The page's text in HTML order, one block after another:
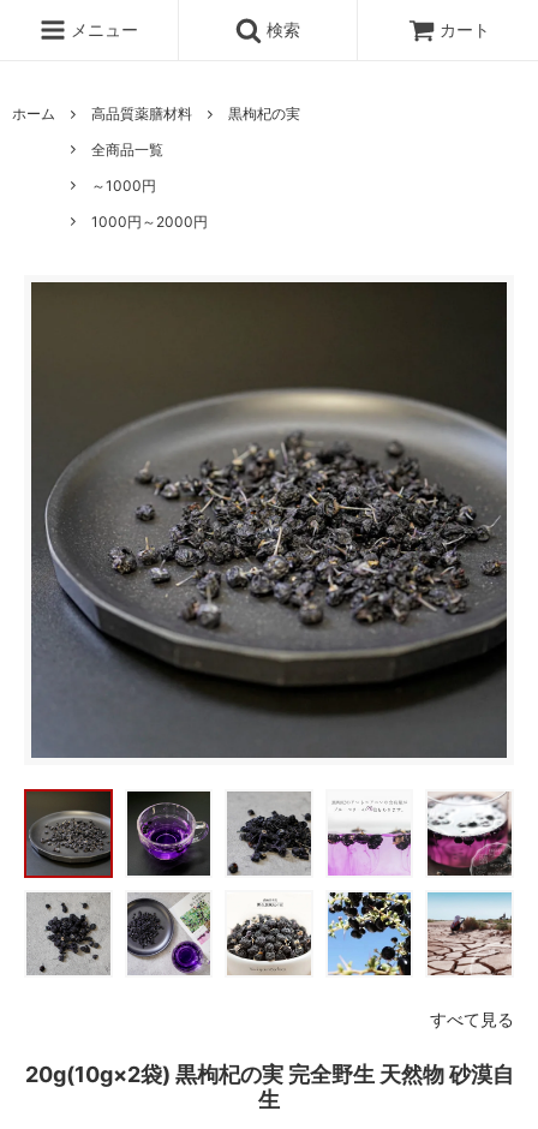
メニュー 検索 カート
ホーム 高品質薬膳材料
黒枸杞の実
全商品一覧
～1000円
1000円～2000円
すべて見る
20g(10g×2袋) 黒枸杞の実 完全野生 天然物 砂漠自
生